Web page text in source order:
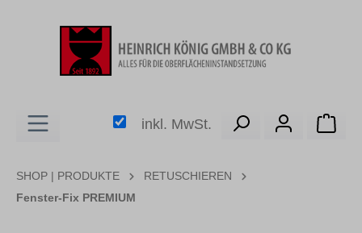
inkl. MwSt.
SHOP | PRODUKTE
RETUSCHIEREN
Fenster-Fix PREMIUM